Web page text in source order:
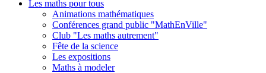
Les maths pour tous
Animations mathématiques
Conférences grand public "MathEnVille"
Club "Les maths autrement"
Fête de la science
Les expositions
Maths à modeler